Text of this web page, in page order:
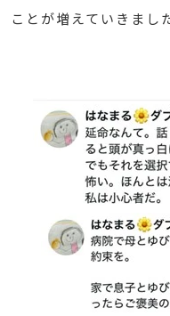
ことが増えていきまし